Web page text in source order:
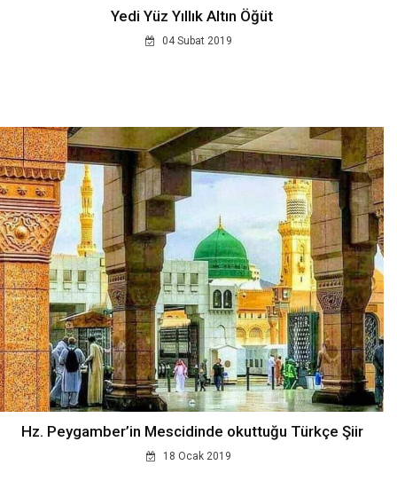
Yedi Yüz Yıllık Altın Öğüt
04 Subat 2019
Hz. Peygamber’in Mescidinde okuttuğu Türkçe Şiir
18 Ocak 2019